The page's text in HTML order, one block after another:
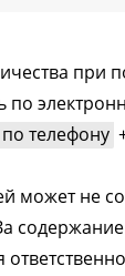
при
по телефону
может не